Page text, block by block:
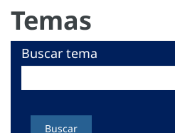
Temas
Buscar tema